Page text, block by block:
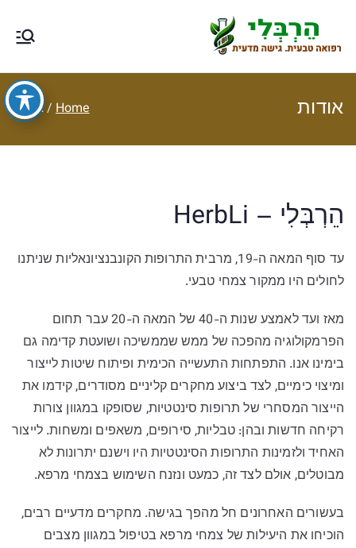
content
רפואה טבעית
עם גישה
טיפול תזונתי, צמחי מרפא, רפואה
טבעית מסורתית ותוספי תזונה
אודות Home אודות
הֵרְבְּלִי – HerbLi
עד סוף המאה ה-19, מרבית התרופות הקונבנציונאליות שניתנו
לחולים היו ממקור צמחי טבעי.
מאז ועד לאמצע שנות ה-40 של המאה ה-20 עבר תחום
הפרמקולוגיה מהפכה של ממש שממשיכה ושועטת קדימה גם
בימינו אנו. התפתחות התעשייה הכימית ופיתוח שיטות לייצור
ומיצוי כימיים, לצד ביצוע מחקרים קליניים מסודרים, קידמו את
הייצור המסחרי של תרופות סינטטיות, שסופקו במגוון צורות
רקיחה חדשות ובהן: טבליות, סירופים, משאפים ומשחות. לייצור
האחיד ולזמינות התרופות הסינטטיות היו וישנם יתרונות לא
מבוטלים, אולם לצד זה, כמעט ונזנח השימוש בצמחי מרפא.
בעשורים האחרונים חל מהפך בגישה. מחקרים מדעיים רבים,
הוכיחו את היעילות של צמחי מרפא בטיפול במגוון מצבים